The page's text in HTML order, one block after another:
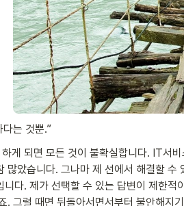
는 것뿐.”
게 되면 모든 것이 불확실합니다. IT서
많았습니다. 그나마 제 선에서 해결할
다. 제가 선택할 수 있는 답변이 제한
. 그럴 때면 뒤돌아서면서부터 불안해지